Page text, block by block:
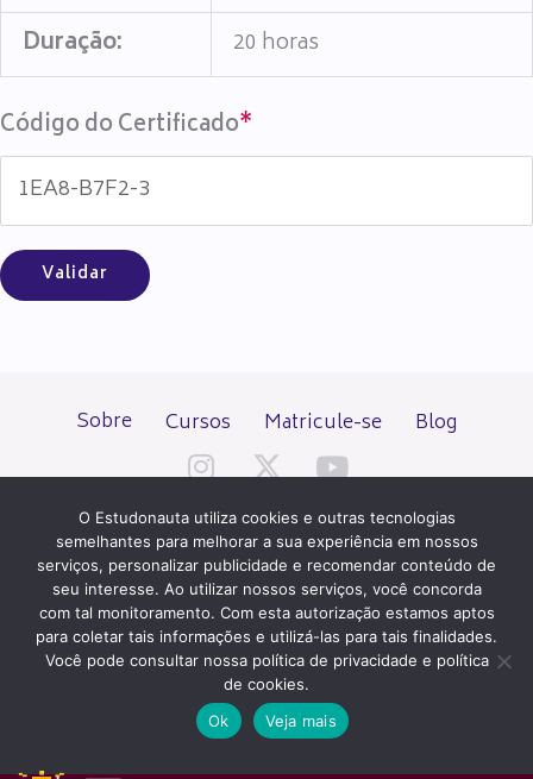
Duração: 20 horas
Código do Certificado*
Sobre Cursos Matricule-se Blog
Todos os direitos reservados desde 2000.
PATROCÍNIO E HOSPEDAGEM
O Estudonauta utiliza cookies e outras tecnologias
semelhantes para melhorar a sua experiência em nossos
serviços, personalizar publicidade e recomendar conteúdo de
seu interesse. Ao utilizar nossos serviços, você concorda
com tal monitoramento. Com esta autorização estamos aptos
para coletar tais informações e utilizá-las para tais finalidades.
Você pode consultar nossa política de privacidade e política
de cookies.
Ok
Veja mais